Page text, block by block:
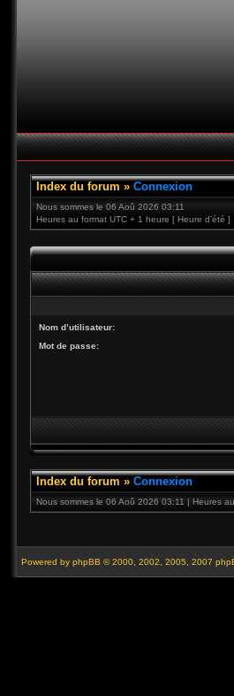
Index du forum » Connexion
Nous sommes le 06 Aoû 2026 03:11
Heures au format UTC + 1 heure [ Heure d’été ]
Nom d’utilisateur:
Mot de passe:
Index du forum » Connexion
Nous sommes le 06 Aoû 2026 03:11 | Heures
Powered by phpBB © 2000, 2002, 2005, 2007